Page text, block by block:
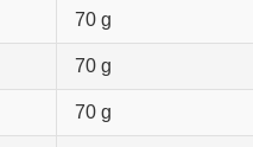
70 g
70 g
70 g